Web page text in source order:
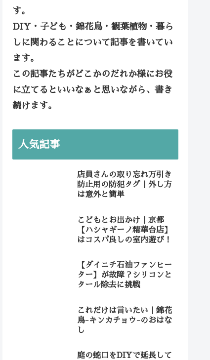
す。
DIY・子ども・錦花鳥・観葉植物・暮ら
しに関わることについて記事を書いてい
ます。
この記事たちがどこかのだれか様にお役
に立てるといいなぁと思いながら、書き
続けます。
人気記事
店員さんの取り忘れ万引き
防止用の防犯タグ｜外し方
は意外と簡単
こどもとお出かけ｜京都
【ハシャギーノ精華台店】
はコスパ良しの室内遊び！
【ダイニチ石油ファンヒー
ター】が故障？シリコンと
タール除去に挑戦
これだけは言いたい｜錦花
鳥-キンカチョウ-のおはな
し
庭の蛇口をDIYで延長して